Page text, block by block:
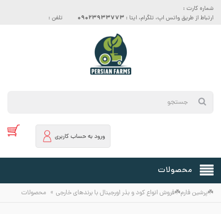
شماره کارت :
ارتباط از طریق واتس اپ، تلگرام، ایتا : 09023933773 تلفن :
ورود به حساب کاربری
محصولات
☘️پرشین فارم☘️فروش انواع کود و بذر اورجینال با برندهای خارجی » محصولات